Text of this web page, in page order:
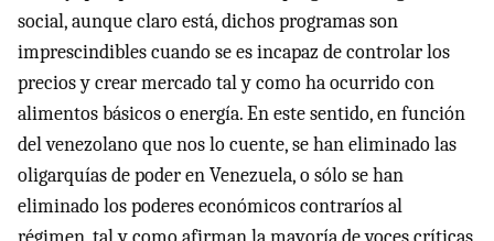
social, aunque claro está, dichos programas son
imprescindibles cuando se es incapaz de controlar los
precios y crear mercado tal y como ha ocurrido con
alimentos básicos o energía. En este sentido, en función
del venezolano que nos lo cuente, se han eliminado las
oligarquías de poder en Venezuela, o sólo se han
eliminado los poderes económicos contraríos al